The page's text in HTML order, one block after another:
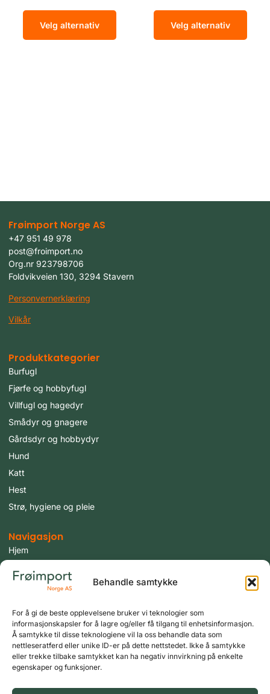
Behandle samtykke
For å gi de beste opplevelsene bruker vi teknologier som
informasjonskapsler for å lagre og/eller få tilgang til enhetsinformasjon.
Å samtykke til disse teknologiene vil la oss behandle data som
nettleseratferd eller unike ID-er på dette nettstedet. Ikke å samtykke
eller trekke tilbake samtykket kan ha negativ innvirkning på enkelte
egenskaper og funksjoner.
Velg alternativ Velg alternativ
Frøimport Norge AS
+47 951 49 978
post@froimport.no
Org.nr 923798706
Foldvikveien 130, 3294 Stavern
Personvernerklæring
Vilkår
Produktkategorier
Burfugl
Fjørfe og hobbyfugl
Villfugl og hagedyr
Smådyr og gnagere
Gårdsdyr og hobbydyr
Hund
Katt
Hest
Strø, hygiene og pleie
Navigasjon
Hjem
Fugler
Aktuelt
Om oss
Kontakt oss
Logg inn